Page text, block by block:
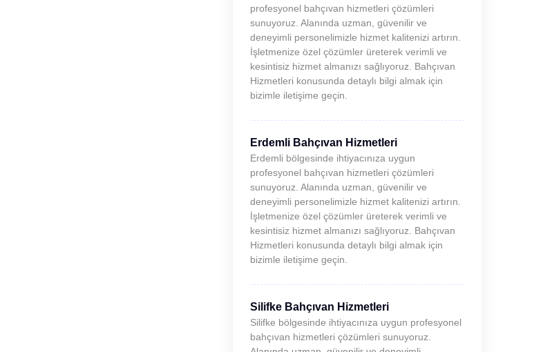
profesyonel bahçıvan hizmetleri çözümleri
sunuyoruz. Alanında uzman, güvenilir ve
deneyimli personelimizle hizmet kalitenizi artırın.
İşletmenize özel çözümler üreterek verimli ve
kesintisiz hizmet almanızı sağlıyoruz. Bahçıvan
Hizmetleri konusunda detaylı bilgi almak için
bizimle iletişime geçin.
Erdemli Bahçıvan Hizmetleri
Erdemli bölgesinde ihtiyacınıza uygun
profesyonel bahçıvan hizmetleri çözümleri
sunuyoruz. Alanında uzman, güvenilir ve
deneyimli personelimizle hizmet kalitenizi artırın.
İşletmenize özel çözümler üreterek verimli ve
kesintisiz hizmet almanızı sağlıyoruz. Bahçıvan
Hizmetleri konusunda detaylı bilgi almak için
bizimle iletişime geçin.
Silifke Bahçıvan Hizmetleri
Silifke bölgesinde ihtiyacınıza uygun profesyonel
bahçıvan hizmetleri çözümleri sunuyoruz.